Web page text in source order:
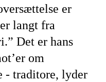
er
langt fra
Det er hans
om
- traditore, lyder